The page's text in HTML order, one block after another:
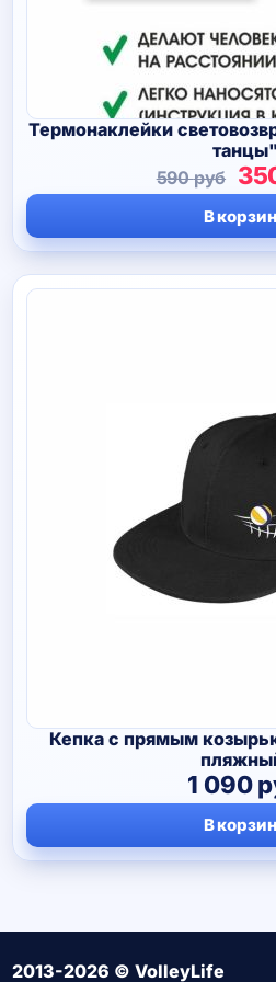
Термонаклейки
танцы"
590руб
В
Кепка с прямым
1 090
В
2013-2026 © VolleyLife